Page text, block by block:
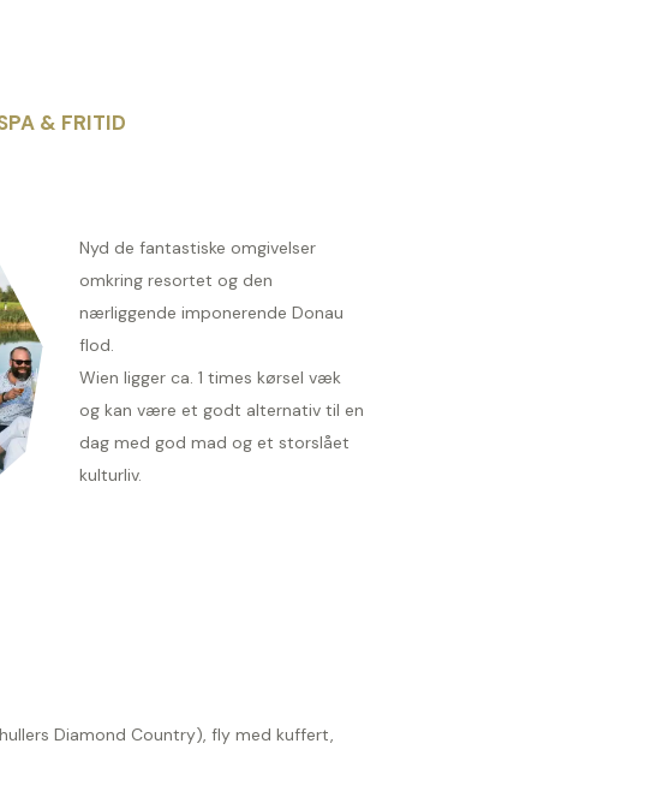
& FRITID
Nyd de fantastiske omgivelser
omkring resortet og den
nærliggende imponerende Donau
flod.
Wien ligger ca. 1 times kørsel væk
og kan være et godt alternativ til en
dag med god mad og et storslået
kulturliv.
Diamond Country), fly med kuffert,